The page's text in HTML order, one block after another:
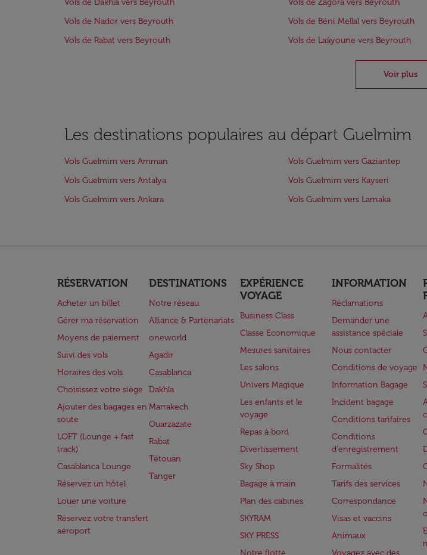
Vols de Dakhla vers Beyrouth
Vols de Zagora vers Beyrouth
Vols de Nador vers Beyrouth
Vols de Béni Mellal vers Beyrouth
Vols de Rabat vers Beyrouth
Vols de Laâyoune vers Beyrouth
Voir plus
Les destinations populaires au départ Guelmim
Vols Guelmim vers Amman Vols Guelmim vers Gaziantep
Vols Guelmim vers Antalya
Vols Guelmim vers Kayseri
Vols Guelmim vers Ankara
Vols Guelmim vers Larnaka
RÉSERVATION
Acheter un billet
Gérer ma réservation
Moyens de paiement
Suivi des vols
Horaires des vols
Choisissez votre siège
Ajouter des bagages en
soute
LOFT (Lounge + fast
track)
Casablanca Lounge
Réservez un hôtel
Louer une voiture
Réservez votre transfert
aéroport
DESTINATIONS
Notre réseau
Alliance & Partenariats
oneworld
Agadir
Casablanca
Dakhla
Marrakech
Ouarzazate
Rabat
Tétouan
Tanger
EXPÉRIENCE
VOYAGE
Business Class
Classe Economique
Mesures sanitaires
Les salons
Univers Magique
Les enfants et le
voyage
Repas à bord
Divertissement
Sky Shop
Bagage à main
Plan des cabines
SKYRAM
SKY PRESS
Notre flotte
INFORMATION
Réclamations
Demander une
assistance spéciale
Nous contacter
Conditions de voyage
Information Bagage
Incident bagage
Conditions tarifaires
Conditions
d'enregistrement
Formalités
Tarifs des services
Correspondance
Visas et vaccins
Animaux
Voyagez avec des